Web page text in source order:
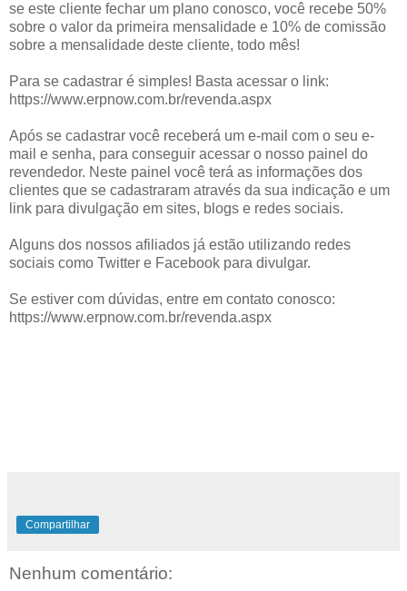
se este cliente fechar um plano conosco, você recebe 50%
sobre o valor da primeira mensalidade e 10% de comissão
sobre a mensalidade deste cliente, todo mês!
Para se cadastrar é simples! Basta acessar o link:
https://www.erpnow.com.br/revenda.aspx
Após se cadastrar você receberá um e-mail com o seu e-
mail e senha, para conseguir acessar o nosso painel do
revendedor. Neste painel você terá as informações dos
clientes que se cadastraram através da sua indicação e um
link para divulgação em sites, blogs e redes sociais.
Alguns dos nossos afiliados já estão utilizando redes
sociais como Twitter e Facebook para divulgar.
Se estiver com dúvidas, entre em contato conosco:
https://www.erpnow.com.br/revenda.aspx
Compartilhar
Nenhum comentário: